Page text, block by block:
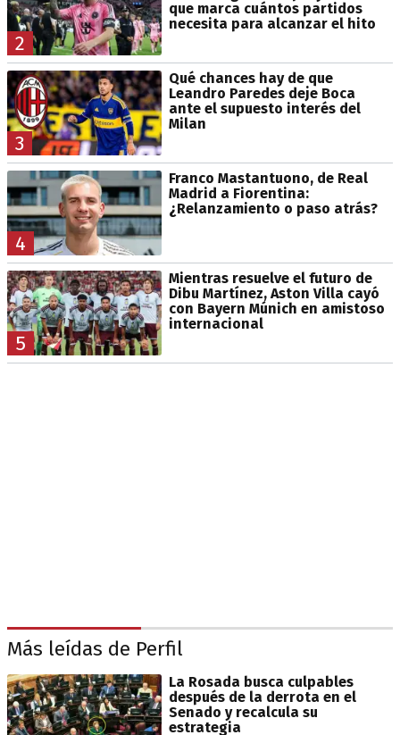
2
que marca cuántos partidos
necesita para alcanzar el hito
3
Qué chances hay de que
Leandro Paredes deje Boca
ante el supuesto interés del
Milan
4
Franco Mastantuono, de Real
Madrid a Fiorentina:
¿Relanzamiento o paso atrás?
5
Mientras resuelve el futuro de
Dibu Martínez, Aston Villa cayó
con Bayern Múnich en amistoso
internacional
Más leídas de Perfil
La Rosada busca culpables
después de la derrota en el
Senado y recalcula su
estrategia